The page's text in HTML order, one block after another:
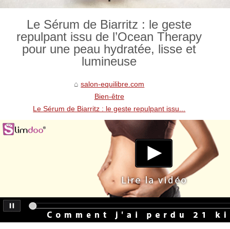
Le Sérum de Biarritz : le geste
repulpant issu de l’Ocean Therapy
pour une peau hydratée, lisse et
lumineuse
salon-equilibre.com
Bien-être
Le Sérum de Biarritz : le geste repulpant issu...